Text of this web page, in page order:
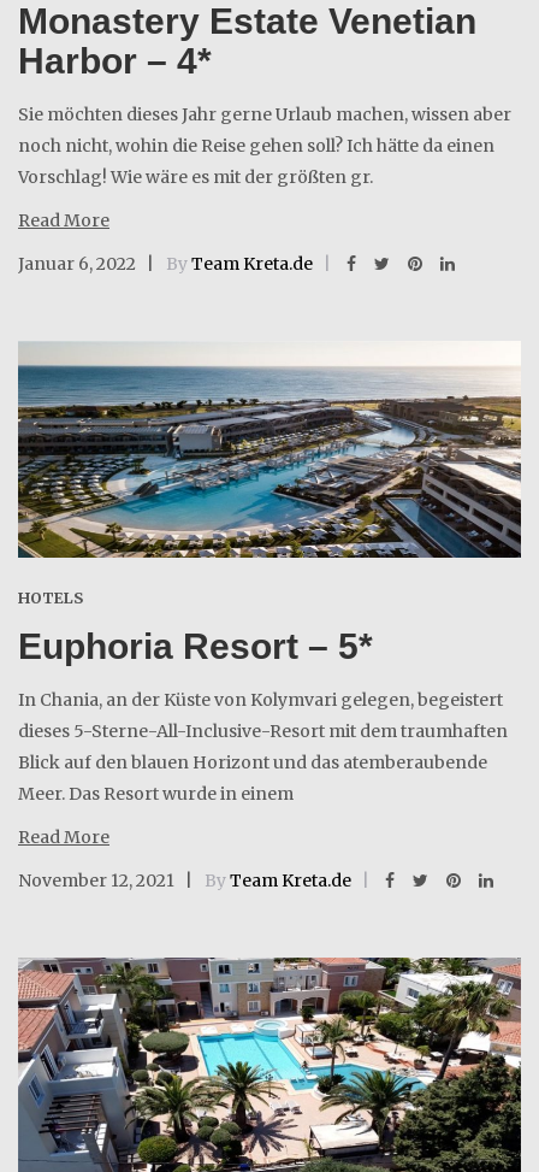
Monastery Estate Venetian
Harbor – 4*
Sie möchten dieses Jahr gerne Urlaub machen, wissen aber
noch nicht, wohin die Reise gehen soll? Ich hätte da einen
Vorschlag! Wie wäre es mit der größten gr.
Read More
Januar 6, 2022
ByTeam Kreta.de
HOTELS
Euphoria Resort – 5*
In Chania, an der Küste von Kolymvari gelegen, begeistert
dieses 5-Sterne-All-Inclusive-Resort mit dem traumhaften
Blick auf den blauen Horizont und das atemberaubende
Meer. Das Resort wurde in einem
Read More
November 12, 2021
ByTeam Kreta.de